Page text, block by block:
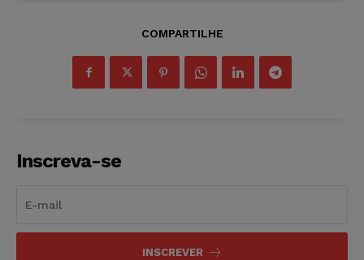
COMPARTILHE
Inscreva-se
INSCREVER